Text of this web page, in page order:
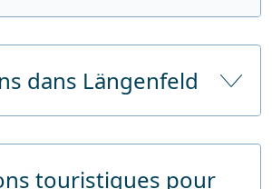
dans Längenfeld
1237
touristiques pour